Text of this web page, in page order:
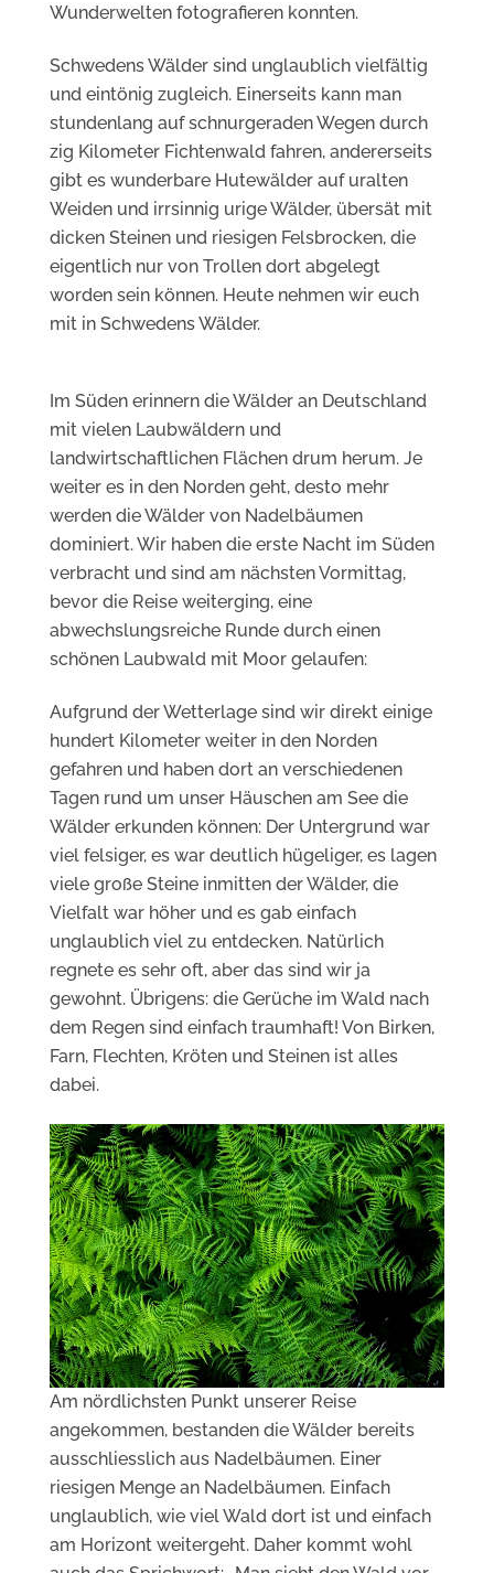
Wunderwelten fotografieren konnten.
Schwedens Wälder sind unglaublich vielfältig
und eintönig zugleich. Einerseits kann man
stundenlang auf schnurgeraden Wegen durch
zig Kilometer Fichtenwald fahren, andererseits
gibt es wunderbare Hutewälder auf uralten
Weiden und irrsinnig urige Wälder, übersät mit
dicken Steinen und riesigen Felsbrocken, die
eigentlich nur von Trollen dort abgelegt
worden sein können. Heute nehmen wir euch
mit in Schwedens Wälder.
Im Süden erinnern die Wälder an Deutschland
mit vielen Laubwäldern und
landwirtschaftlichen Flächen drum herum. Je
weiter es in den Norden geht, desto mehr
werden die Wälder von Nadelbäumen
dominiert. Wir haben die erste Nacht im Süden
verbracht und sind am nächsten Vormittag,
bevor die Reise weiterging, eine
abwechslungsreiche Runde durch einen
schönen Laubwald mit Moor gelaufen:
Aufgrund der Wetterlage sind wir direkt einige
hundert Kilometer weiter in den Norden
gefahren und haben dort an verschiedenen
Tagen rund um unser Häuschen am See die
Wälder erkunden können: Der Untergrund war
viel felsiger, es war deutlich hügeliger, es lagen
viele große Steine inmitten der Wälder, die
Vielfalt war höher und es gab einfach
unglaublich viel zu entdecken. Natürlich
regnete es sehr oft, aber das sind wir ja
gewohnt. Übrigens: die Gerüche im Wald nach
dem Regen sind einfach traumhaft! Von Birken,
Farn, Flechten, Kröten und Steinen ist alles
dabei.
Am nördlichsten Punkt unserer Reise
angekommen, bestanden die Wälder bereits
ausschliesslich aus Nadelbäumen. Einer
riesigen Menge an Nadelbäumen. Einfach
unglaublich, wie viel Wald dort ist und einfach
am Horizont weitergeht. Daher kommt wohl